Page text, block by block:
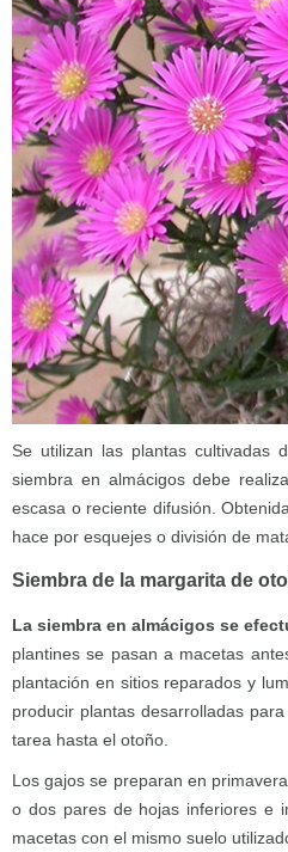
Se utilizan las plantas cultivadas
siembra en almácigos debe
escasa o reciente difusión.
hace por esquejes o división de
Siembra de la margarita de
La siembra en almácigos se
plantines se pasan a macetas
plantación en sitios reparados y
producir plantas desarrolladas
tarea hasta el otoño.
Los gajos se preparan en
o dos pares de hojas inferiores e
macetas con el mismo suelo